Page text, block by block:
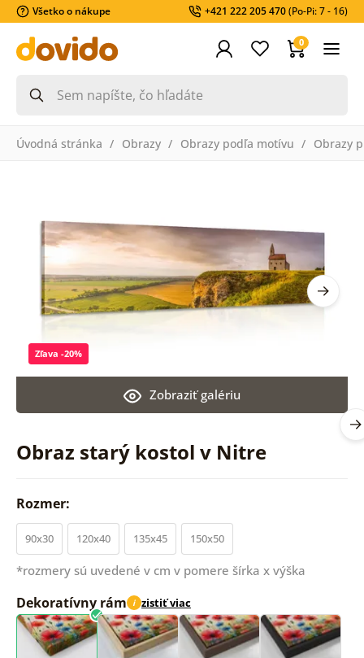
Všetko o nákupe +421 222 205 470(Po-Pi: 7 - 16)
0
Úvodná stránka Obrazy Obrazy podľa motívu Obrazy
Obraz starý kostol v Nitre
Zobraziť galériu
Zľava -20%
Rozmer:
90x30 120x40 135x45 150x50
*rozmery sú uvedené v cm v pomere šírka x výška
Dekoratívny rám i zistiť viac